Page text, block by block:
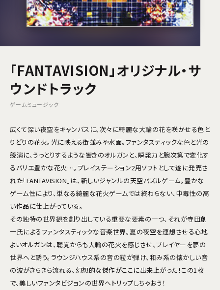
「FANTAVISION」オリジナル・サ
ウンドトラック
ゲームミュージック
広くて深い夜空をキャンバスに、次々に綺麗な大輪の花を咲かせる色と
りどりの花火。光に映える街並みや水面。ファンタスティックな色と光の
競演に、うっとりするような響きのオルガンと、瞬発力と腕次第で変化す
るバリエ豊かな花火…。プレイステーション2用ソフトとして遂に発売さ
れた「FANTAVISION」は、新しいジャンルの天空パズルゲーム。豊かな
ゲーム性により、単なる綺麗な花火ゲームでは終わらない、中毒性の高
い作品に仕上がっている。
その独特の世界観を創り出している重要な要素の一つ、それが寺田創
一氏によるファンタスティックな音楽世界。夏の夜空を連想させる心地
よいオルガンは、聴覚からも大輪の花火を感じさせ、プレイヤーを夢の
世界へと誘う。ラウンジハウス系の音の粒が弾け、和み系の懐かしい音
の波がきらきら流れる、幻想的な傑作がここに出来上がった！この1枚
で、美しいファンタビジョンの世界へトリップしちゃおう！